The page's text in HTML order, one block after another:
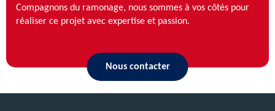
Compagnons du ramonage, nous sommes à vos côtés pour
réaliser ce projet avec expertise et passion.
Nous contacter